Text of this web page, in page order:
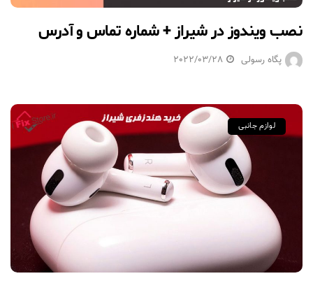
نصب ویندوز در شیراز + شماره تماس و آدرس
پگاه رسولی 2022/03/28
لوازم جانبی